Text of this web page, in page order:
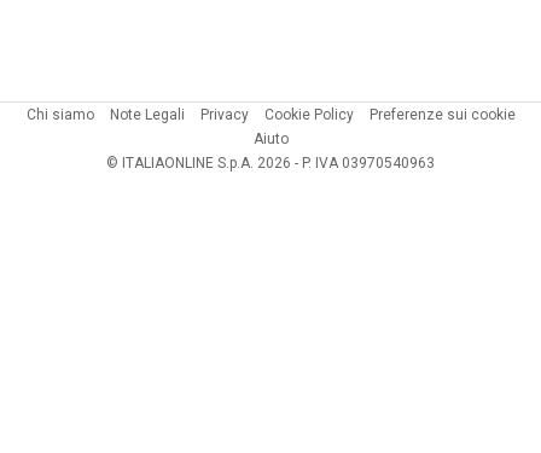
Chi siamo Note Legali Privacy Cookie Policy
Preferenze sui cookie
Aiuto
© ITALIAONLINE S.p.A. 2026 - P. IVA 03970540963